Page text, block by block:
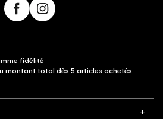
fidélité
montant total dès 5 articles achetés.